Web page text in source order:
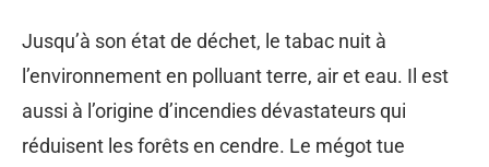
Jusqu’à son état de déchet, le tabac nuit à
l’environnement en polluant terre, air et eau. Il est
aussi à l’origine d’incendies dévastateurs qui
réduisent les forêts en cendre. Le mégot tue